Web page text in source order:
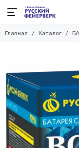
Главная Каталог